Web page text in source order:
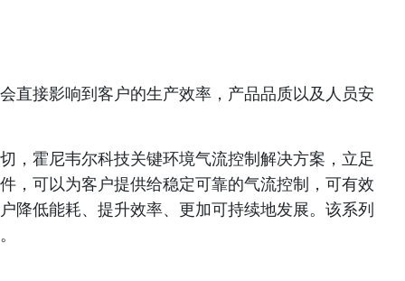
直接影响到客户的生产效率，产品品质以及人员安
，霍尼韦尔科技关键环境气流控制解决方案，立足
，可以为客户提供给稳定可靠的气流控制，可有效
降低能耗、提升效率、更加可持续地发展。该系列